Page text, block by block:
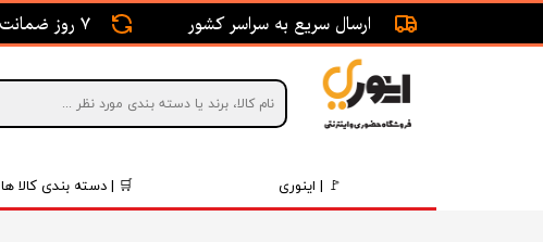
🚩 | اینوری 🛒 | دسته بندی کالا ها
ارسال سریع به سراسر کشور 7 روز ضمانت بازگشت